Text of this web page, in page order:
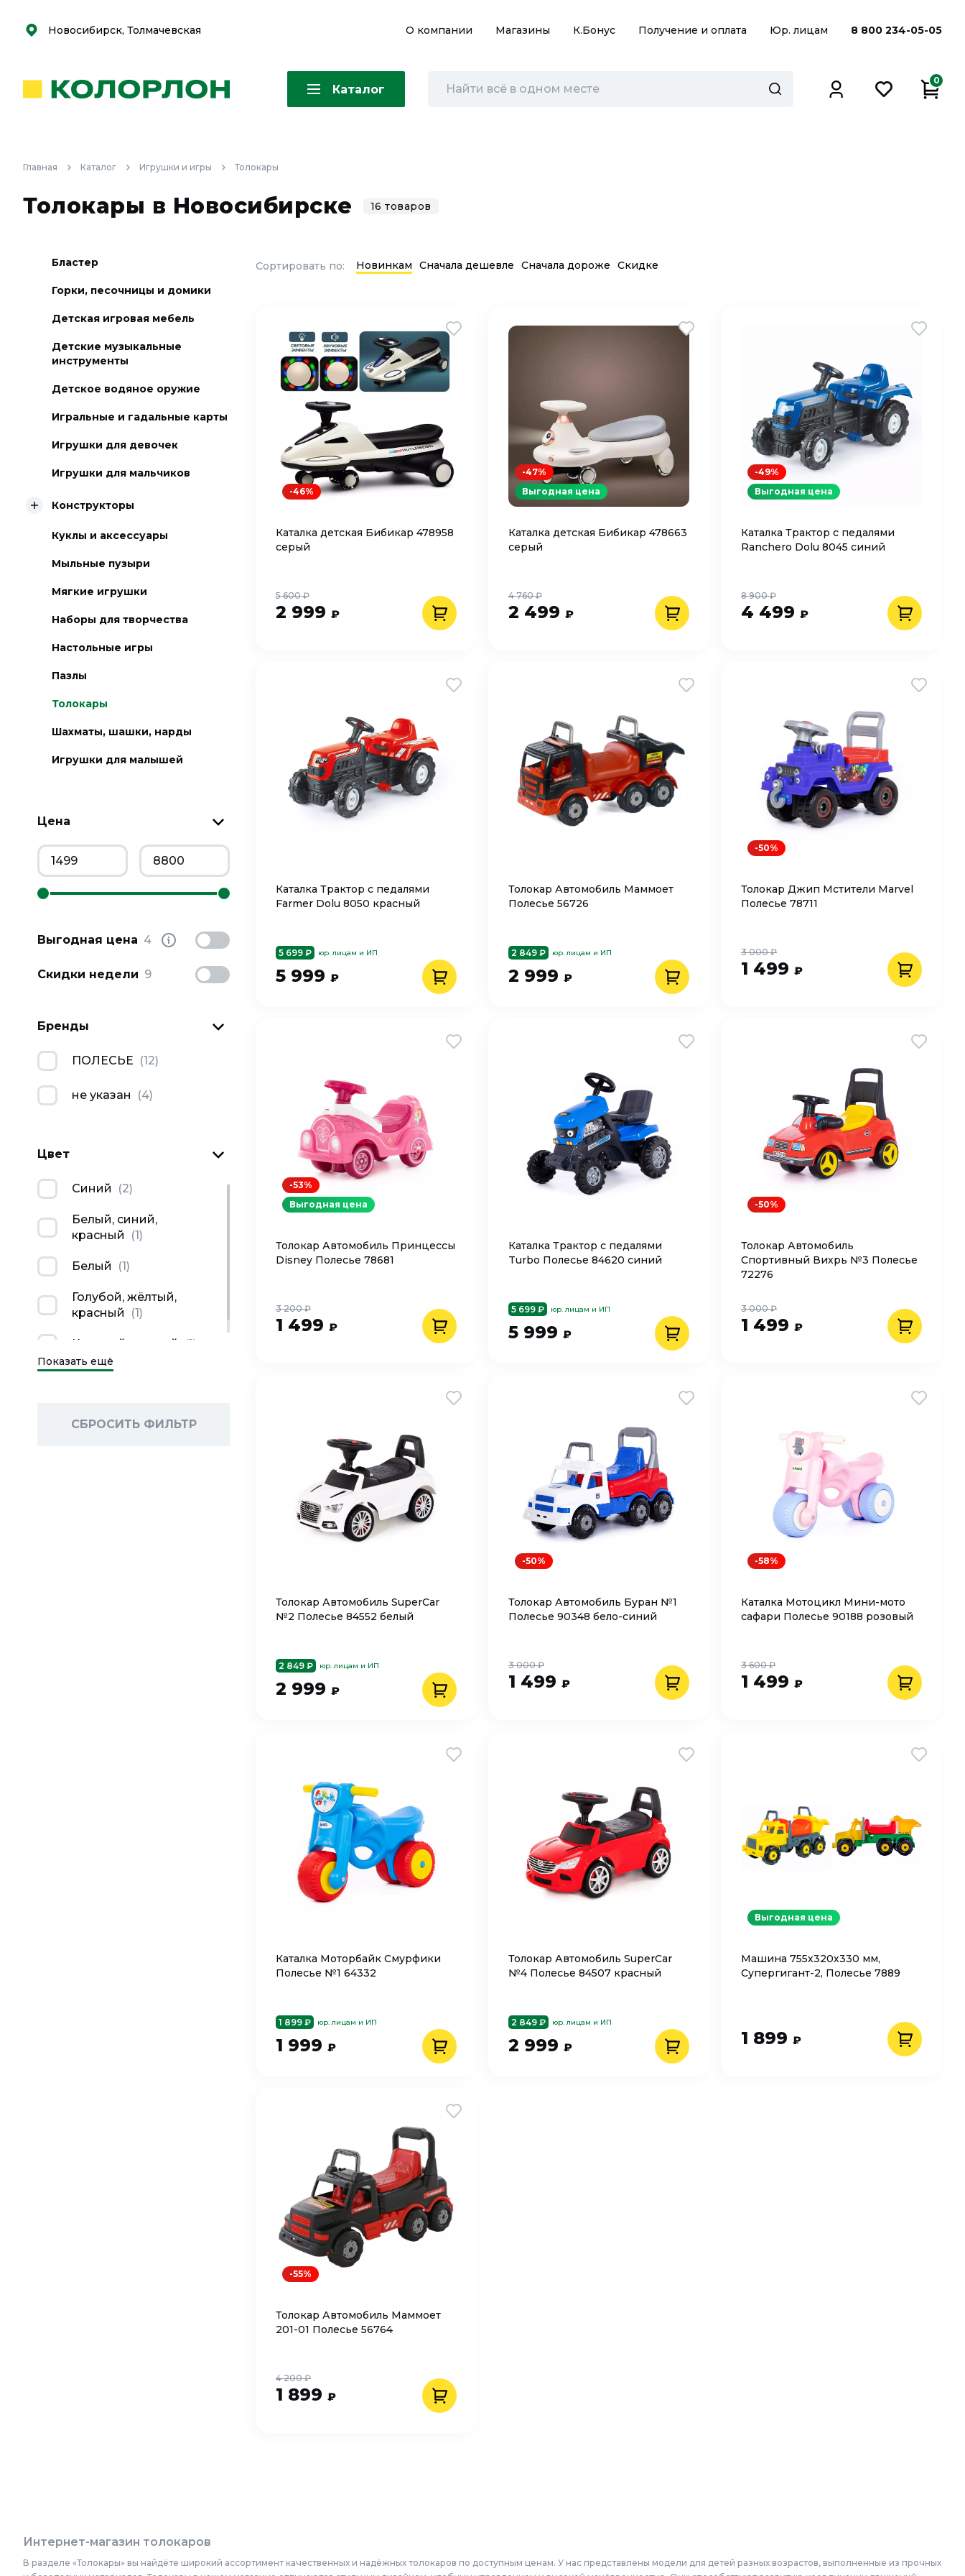
Скоро
Скоро
Новосибирск, Толмачевская О компании Магазины К.Бонус Получение и оплата Юр. лицам 8 800 234-05-05
Каталог
0
Главная Каталог Игрушки и игры Толокары
Толокары в Новосибирске 16 товаров
Бластер
Горки, песочницы и домики
Детская игровая мебель
Детские музыкальные
инструменты
Детское водяное оружие
Игральные и гадальные карты
Игрушки для девочек
Игрушки для мальчиков
Конструкторы
Куклы и аксессуары
Мыльные пузыри
Мягкие игрушки
Наборы для творчества
Настольные игры
Пазлы
Толокары
Шахматы, шашки, нарды
Игрушки для малышей
Цена
Выгодная цена 4
Скидки недели 9
Бренды
ПОЛЕСЬЕ (12)
не указан (4)
Цвет
Синий (2)
Белый, синий,
красный
(1)
Белый (1)
Голубой, жёлтый,
красный
(1)
Красный, желтый (1)
Показать ещё
СБРОСИТЬ ФИЛЬТР
Сортировать по: Новинкам Сначала дешевле Сначала дороже Скидке
Каталка детская Бибикар 478958
серый
2 999 ₽
5 600 ₽
-46%
Каталка детская Бибикар 478663
серый
2 499 ₽
4 760 ₽
-47%
Выгодная цена
Каталка Трактор с педалями
Ranchero Dolu 8045 синий
4 499 ₽
8 900 ₽
-49%
Выгодная цена
Каталка Трактор с педалями
Farmer Dolu 8050 красный
5 699 ₽ юр. лицам и ИП
5 999 ₽
Толокар Автомобиль Mаммоет
Полесье 56726
2 849 ₽ юр. лицам и ИП
2 999 ₽
Толокар Джип Мстители Marvel
Полесье 78711
1 499 ₽
3 000 ₽
-50%
Толокар Автомобиль Принцессы
Disney Полесье 78681
1 499 ₽
3 200 ₽
-53%
Выгодная цена
Каталка Трактор с педалями
Turbo Полесье 84620 синий
5 699 ₽ юр. лицам и ИП
5 999 ₽
Толокар Автомобиль
Спортивный Вихрь №3 Полесье
72276
1 499 ₽
3 000 ₽
-50%
Толокар Автомобиль SuperCar
№2 Полесье 84552 белый
2 849 ₽ юр. лицам и ИП
2 999 ₽
Толокар Автомобиль Буран №1
Полесье 90348 бело-синий
1 499 ₽
3 000 ₽
-50%
Каталка Мотоцикл Мини-мото
сафари Полесье 90188 розовый
1 499 ₽
3 600 ₽
-58%
Каталка Моторбайк Смурфики
Полесье №1 64332
1 899 ₽ юр. лицам и ИП
1 999 ₽
Толокар Автомобиль SuperCar
№4 Полесье 84507 красный
2 849 ₽ юр. лицам и ИП
2 999 ₽
Машина 755х320х330 мм,
Супергигант-2, Полесье 7889
1 899 ₽
Выгодная цена
Толокар Автомобиль Маммоет
201-01 Полесье 56764
1 899 ₽
4 200 ₽
-55%
Интернет-магазин толокаров
В разделе «Толокары» вы найдёте широкий ассортимент качественных и надёжных толокаров по доступным ценам. У нас представлены модели для детей разных возрастов, выполненные из прочных